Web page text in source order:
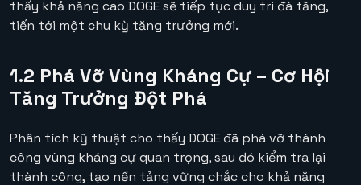
thấy khả năng cao DOGE sẽ tiếp tục duy trì đà tăng,
tiến tới một chu kỳ tăng trưởng mới.
1.2 Phá Vỡ Vùng Kháng Cự – Cơ Hội
Tăng Trưởng Đột Phá
Phân tích kỹ thuật cho thấy DOGE đã phá vỡ thành
công vùng kháng cự quan trọng, sau đó kiểm tra lại
thành công, tạo nền tảng vững chắc cho khả năng